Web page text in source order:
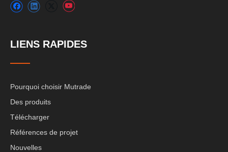
LIENS RAPIDES
Pourquoi choisir Mutrade
Des produits
Télécharger
Références de projet
Nouvelles